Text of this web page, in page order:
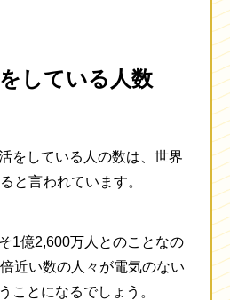
している人数
をしている人の数は、世界
と言われています。
1億2,600万人とのことなの
近い数の人々が電気のない
ことになるでしょう。